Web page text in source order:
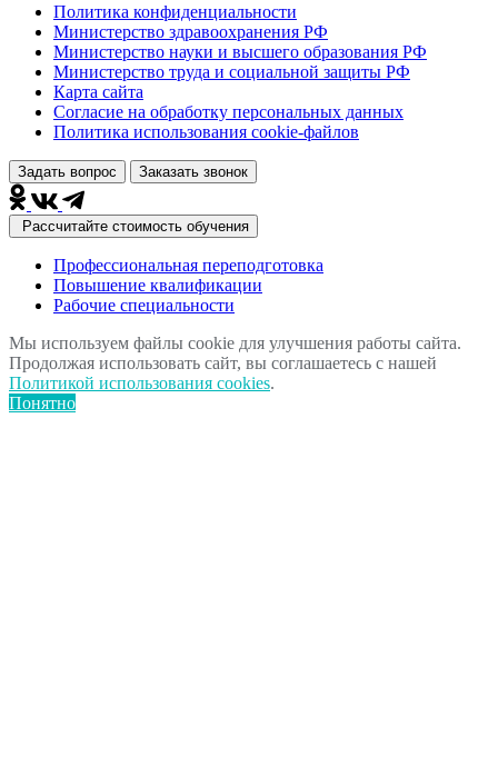
Политика конфиденциальности
Министерство здравоохранения РФ
Министерство науки и высшего образования РФ
Министерство труда и социальной защиты РФ
Карта сайта
Согласие на обработку персональных данных
Политика использования сookie-файлов
Задать вопрос Заказать звонок
Рассчитайте стоимость обучения
Профессиональная переподготовка
Повышение квалификации
Рабочие специальности
Мы используем файлы cookie для улучшения работы сайта.
Продолжая использовать сайт, вы соглашаетесь с нашей
Политикой использования cookies.
Понятно